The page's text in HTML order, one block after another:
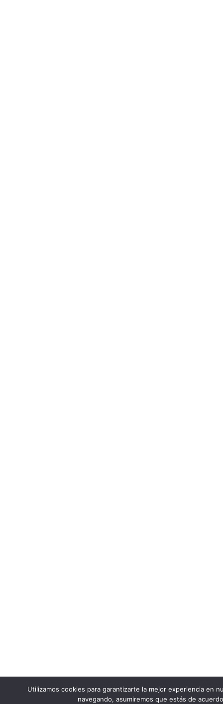
Utilizamos cookies para garantizarte la mejor experiencia en
navegando, asumiremos que estás de